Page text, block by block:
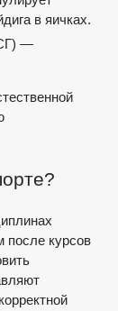
в яичках.
—
после курсов